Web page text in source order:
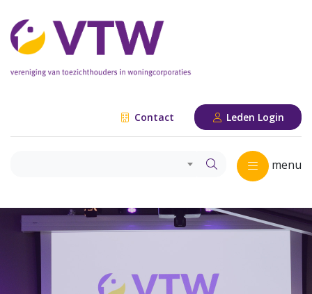
Contact Leden Login
menu